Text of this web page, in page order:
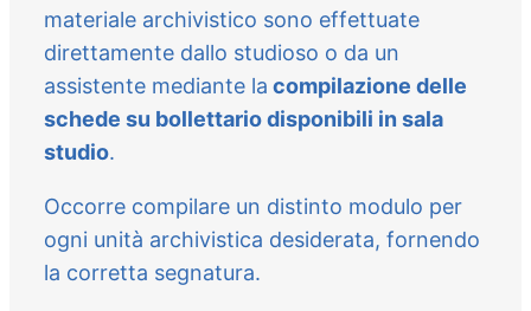
materiale archivistico sono effettuate
direttamente dallo studioso o da un
assistente mediante la compilazione delle
schede su bollettario disponibili in sala
studio.
Occorre compilare un distinto modulo per
ogni unità archivistica desiderata, fornendo
la corretta segnatura.